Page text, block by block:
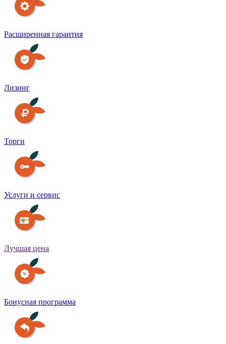
Расширенная гарантия
Лизинг
Торги
Услуги и сервис
Лучшая цена
Бонусная программа